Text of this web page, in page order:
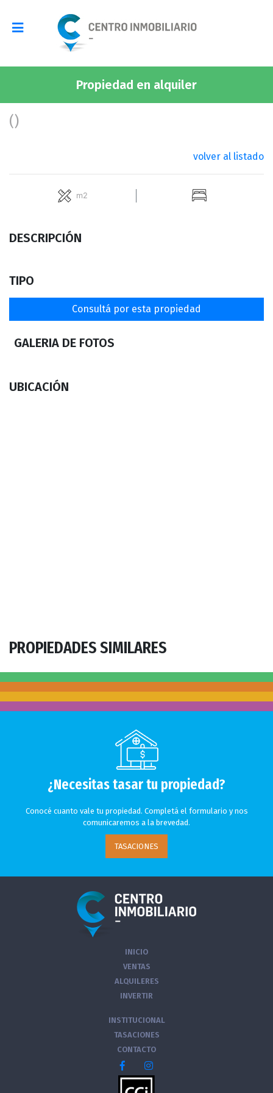
VENTAS
ALQUILERES
INVERTIR
Propiedad en alquiler
()
volver al listado
m2
DESCRIPCIÓN
TIPO
Consultá por esta propiedad
GALERIA DE FOTOS
UBICACIÓN
PROPIEDADES SIMILARES
¿Necesitas tasar tu propiedad?
Conocé cuanto vale tu propiedad. Completá el formulario y nos
comunicaremos a la brevedad.
TASACIONES
INICIO
VENTAS
ALQUILERES
INVERTIR
INSTITUCIONAL
TASACIONES
CONTACTO